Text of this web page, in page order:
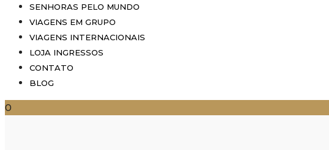
SENHORAS PELO MUNDO
VIAGENS EM GRUPO
VIAGENS INTERNACIONAIS
LOJA INGRESSOS
CONTATO
BLOG
0